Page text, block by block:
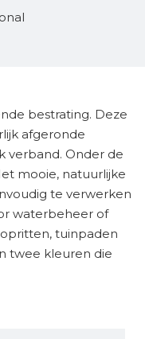
bestrating. Deze
afgeronde
verband. Onder de
mooie, natuurlijke
te verwerken
waterbeheer of
tuinpaden
twee kleuren die